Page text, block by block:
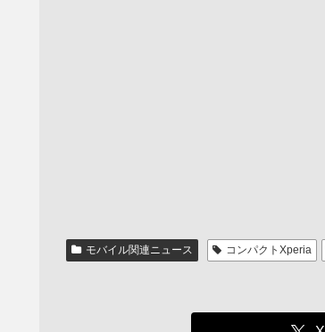
モバイル関連ニュース コンパクトXperia